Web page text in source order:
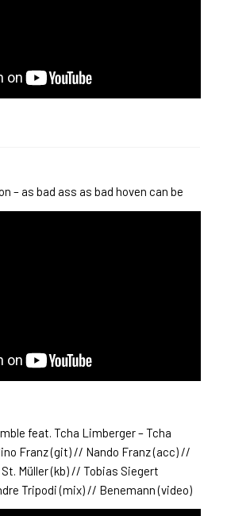
– as bad ass as bad hoven can be
feat. Tcha Limberger – Tcha
Franz (git) // Nando Franz (acc) //
Müller (kb) // Tobias Siegert
Tripodi (mix) // Benemann (video)